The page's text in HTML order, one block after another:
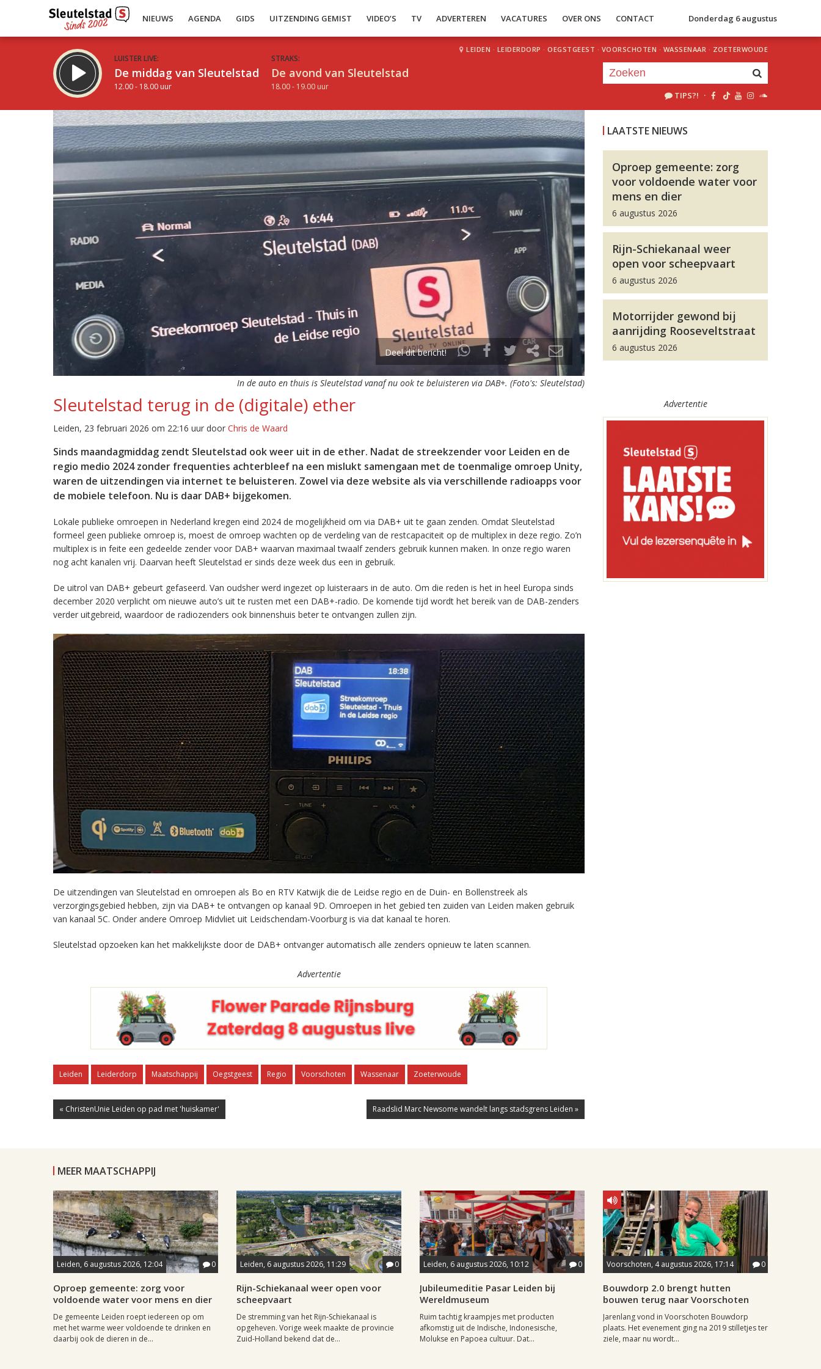
NIEUWS AGENDA GIDS UITZENDING GEMIST VIDEO’S TV ADVERTEREN VACATURES OVER ONS CONTACT Donderdag 6 augustus
LUISTER LIVE:
De middag van Sleutelstad
12.00 - 18.00 uur
STRAKS:
De avond van Sleutelstad
18.00 - 19.00 uur
LEIDEN · LEIDERDORP · OEGSTGEEST · VOORSCHOTEN · WASSENAAR · ZOETERWOUDE
TIPS?! ·
Deel dit bericht!
In de auto en thuis is Sleutelstad vanaf nu ook te beluisteren via DAB+. (Foto's: Sleutelstad)
Sleutelstad terug in de (digitale) ether
Leiden, 23 februari 2026 om 22:16 uur door Chris de Waard
Sinds maandagmiddag zendt Sleutelstad ook weer uit in de ether. Nadat de streekzender voor Leiden en de
regio medio 2024 zonder frequenties achterbleef na een mislukt samengaan met de toenmalige omroep Unity,
waren de uitzendingen via internet te beluisteren. Zowel via deze website als via verschillende radioapps voor
de mobiele telefoon. Nu is daar DAB+ bijgekomen.
Lokale publieke omroepen in Nederland kregen eind 2024 de mogelijkheid om via DAB+ uit te gaan zenden. Omdat Sleutelstad
formeel geen publieke omroep is, moest de omroep wachten op de verdeling van de restcapaciteit op de multiplex in deze regio. Zo’n
multiplex is in feite een gedeelde zender voor DAB+ waarvan maximaal twaalf zenders gebruik kunnen maken. In onze regio waren
nog acht kanalen vrij. Daarvan heeft Sleutelstad er sinds deze week dus een in gebruik.
De uitrol van DAB+ gebeurt gefaseerd. Van oudsher werd ingezet op luisteraars in de auto. Om die reden is het in heel Europa sinds
december 2020 verplicht om nieuwe auto’s uit te rusten met een DAB+-radio. De komende tijd wordt het bereik van de DAB-zenders
verder uitgebreid, waardoor de radiozenders ook binnenshuis beter te ontvangen zullen zijn.
De uitzendingen van Sleutelstad en omroepen als Bo en RTV Katwijk die de Leidse regio en de Duin- en Bollenstreek als
verzorgingsgebied hebben, zijn via DAB+ te ontvangen op kanaal 9D. Omroepen in het gebied ten zuiden van Leiden maken gebruik
van kanaal 5C. Onder andere Omroep Midvliet uit Leidschendam-Voorburg is via dat kanaal te horen.
Sleutelstad opzoeken kan het makkelijkste door de DAB+ ontvanger automatisch alle zenders opnieuw te laten scannen.
Advertentie
Leiden Leiderdorp Maatschappij Oegstgeest Regio Voorschoten Wassenaar Zoeterwoude
« ChristenUnie Leiden op pad met 'huiskamer' Raadslid Marc Newsome wandelt langs stadsgrens Leiden »
LAATSTE NIEUWS
Oproep gemeente: zorg
voor voldoende water voor
mens en dier
6 augustus 2026
Rijn-Schiekanaal weer
open voor scheepvaart
6 augustus 2026
Motorrijder gewond bij
aanrijding Rooseveltstraat
6 augustus 2026
Advertentie
MEER MAATSCHAPPIJ
Leiden, 6 augustus 2026, 12:04 0
Oproep gemeente: zorg voor
voldoende water voor mens en dier
De gemeente Leiden roept iedereen op om
met het warme weer voldoende te drinken en
daarbij ook de dieren in de...
Leiden, 6 augustus 2026, 11:29 0
Rijn-Schiekanaal weer open voor
scheepvaart
De stremming van het Rijn-Schiekanaal is
opgeheven. Vorige week maakte de provincie
Zuid-Holland bekend dat de...
Leiden, 6 augustus 2026, 10:12 0
Jubileumeditie Pasar Leiden bij
Wereldmuseum
Ruim tachtig kraampjes met producten
afkomstig uit de Indische, Indonesische,
Molukse en Papoea cultuur. Dat...
Voorschoten, 4 augustus 2026, 17:14 0
Bouwdorp 2.0 brengt hutten
bouwen terug naar Voorschoten
Jarenlang vond in Voorschoten Bouwdorp
plaats. Het evenement ging na 2019 stilletjes ter
ziele, maar nu wordt...